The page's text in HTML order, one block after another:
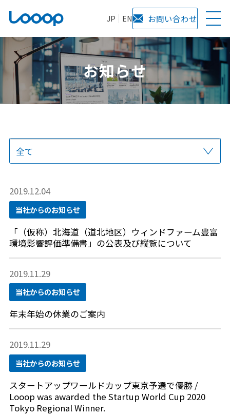
JP EN お問い合わせ
お知らせ
全て
2019.12.04
当社からのお知らせ
「（仮称）北海道（道北地区）ウィンドファーム豊富
環境影響評価準備書」の公表及び縦覧について
2019.11.29
当社からのお知らせ
年末年始の休業のご案内
2019.11.29
当社からのお知らせ
スタートアップワールドカップ東京予選で優勝 /
Looop was awarded the Startup World Cup 2020
Tokyo Regional Winner.